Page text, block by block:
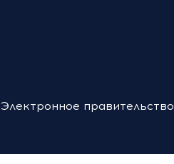
Электронное правительство